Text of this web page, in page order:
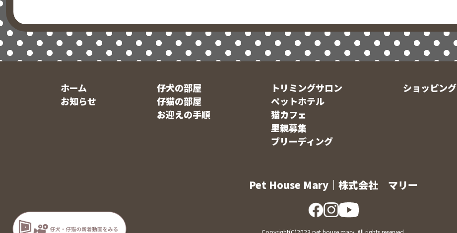
ホーム
お知らせ
仔犬の部屋
仔猫の部屋
お迎えの手順
トリミングサロン
ペットホテル
猫カフェ
里親募集
ブリーディング
ショッピング
Pet House Mary｜株式会社 マリー